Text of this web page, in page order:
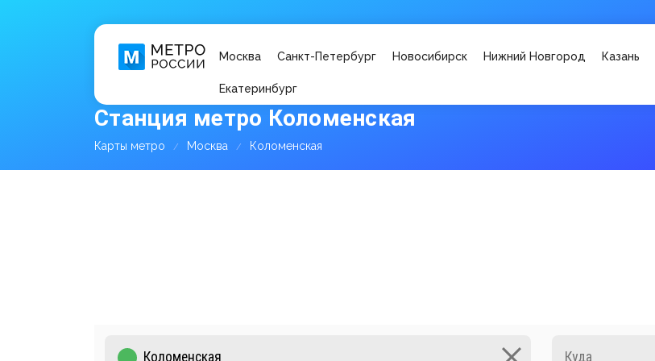
Москва Санкт-Петербург Новосибирск Нижний Новгород Казань
Екатеринбург
Станция метро Коломенская
Карты метро Москва Коломенская